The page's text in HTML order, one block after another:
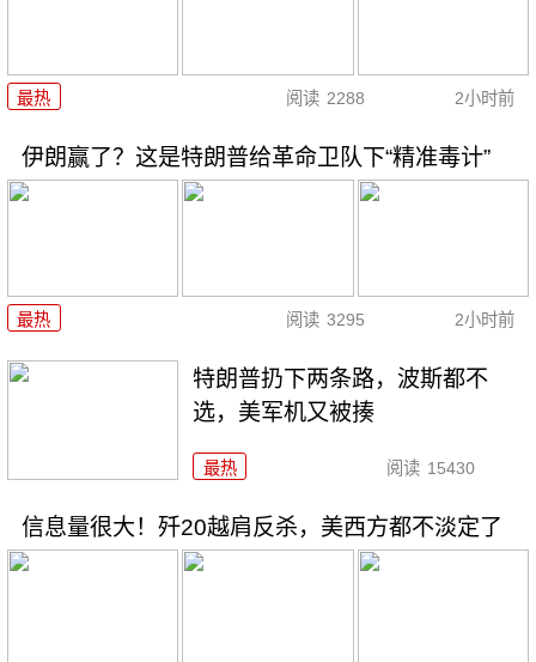
最热 阅读 2288 2小时前
伊朗赢了？这是特朗普给革命卫队下“精准毒计”
最热 阅读 3295 2小时前
特朗普扔下两条路，波斯都不
选，美军机又被揍
最热 阅读 15430
信息量很大！歼20越肩反杀，美西方都不淡定了